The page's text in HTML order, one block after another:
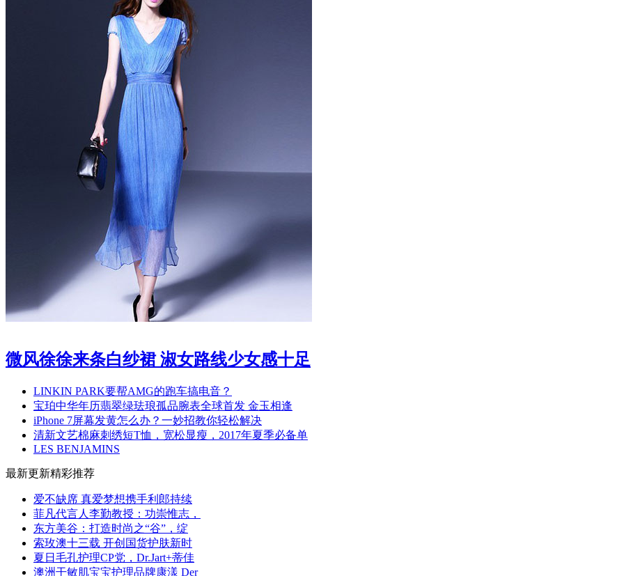
微风徐徐来条白纱裙 淑女路线少女感十足
LINKIN PARK要帮AMG的跑车搞电音？
宝珀中华年历翡翠绿珐琅孤品腕表全球首发 金玉相逢
iPhone 7屏幕发黄怎么办？一妙招教你轻松解决
清新文艺棉麻刺绣短T恤，宽松显瘦，2017年夏季必备单
LES BENJAMINS
最新更新精彩推荐
爱不缺席 真爱梦想携手利郎持续
菲凡代言人李勤教授：功崇惟志，
东方美谷：打造时尚之“谷”，绽
索玫澳十三载 开创国货护肤新时
夏日毛孔护理CP党，Dr.Jart+蒂佳
澳洲干敏肌宝宝护理品牌康漾 Der